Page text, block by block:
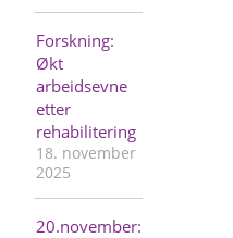
Forskning:
Økt
arbeidsevne
etter
rehabilitering
18. november
2025
20.november: